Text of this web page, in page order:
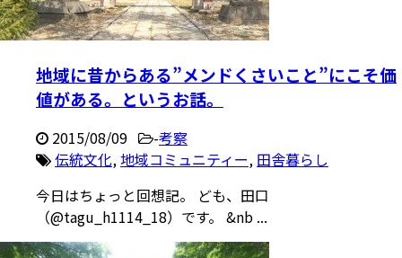
地域に昔からある”メンドくさいこと”にこそ価
値がある。というお話。
2015/08/09 -考察
伝統文化,地域コミュニティー, 田舎暮らし
今日はちょっと回想記。 ども、田口
（@tagu_h1114_18）です。 &nb ...